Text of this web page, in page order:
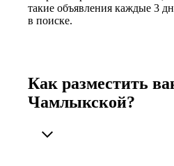
такие объявления каждые 3
в поиске.
Как разместить
Чамлыкской?